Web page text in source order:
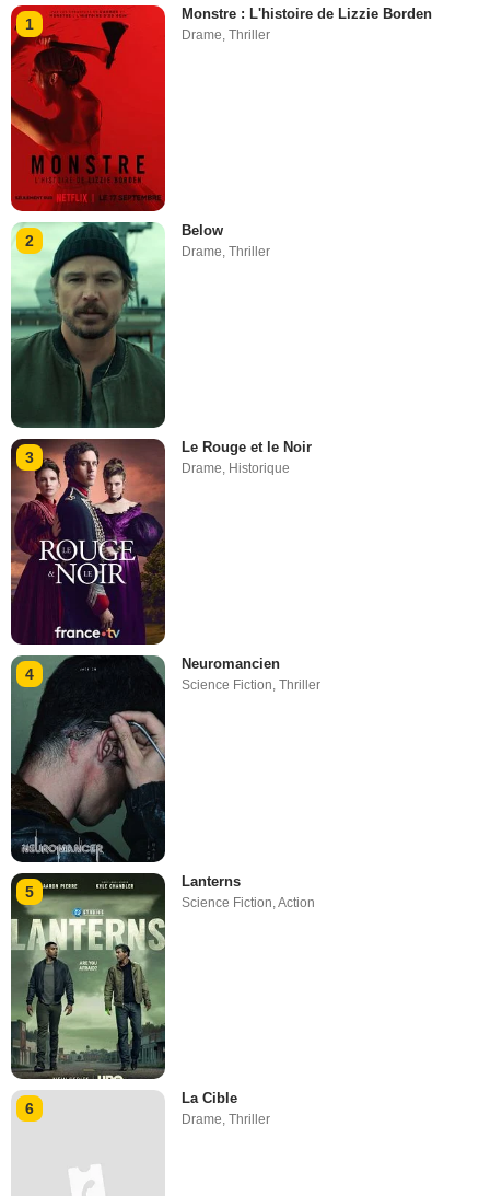
1
Monstre : L'histoire de Lizzie Borden
Drame ,Thriller
2
Below
Drame,Thriller
3
Le Rouge et le Noir
Drame, Historique
4
Neuromancien
Science Fiction,Thriller
5
Lanterns
Science Fiction ,Action
6
La Cible
Drame,Thriller